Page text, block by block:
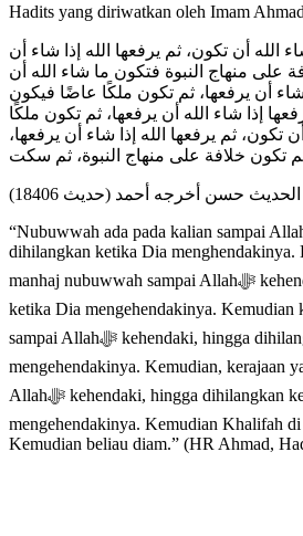
Hadits yang diriwatkan oleh Imam
الله أن تكون، ثم يرفعها الله إذا شاء أن
على منهاج النبوة فتكون ما شاء الله أن
شاء أن يرفعها، ثم تكون ملكًا عاضًا فيكون
إذا شاء الله أن يرفعها، ثم تكون ملكًا
تكون، ثم يرفعها الله إذا شاء أن يرفعها،
تكون خلافة على منهاج النبوة، ثم سكت
حسن أخرجه أحمد (حديث 18406)
“Nubuwwah ada pada kalian sampai
dihilangkan ketika Dia menghendakinya.
manhaj nubuwwah sampai Allahﷻ kehendaki, hingga dihilangkan
ketika Dia mengehendakinya. Kemudian
sampai Allahﷻ kehendaki, hingga dihilangkan ketika Dia
mengehendakinya. Kemudian, kerajaan
Allahﷻ kehendaki, hingga dihilangkan ketika Dia
mengehendakinya. Kemudian Khalifah
Kemudian beliau diam.” (HR Ahmad,